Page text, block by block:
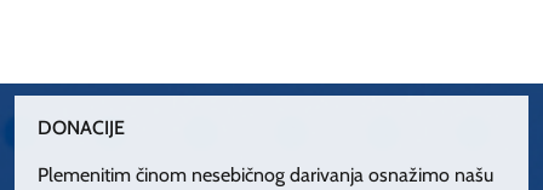
DONACIJE
Plemenitim činom nesebičnog darivanja osnažimo našu